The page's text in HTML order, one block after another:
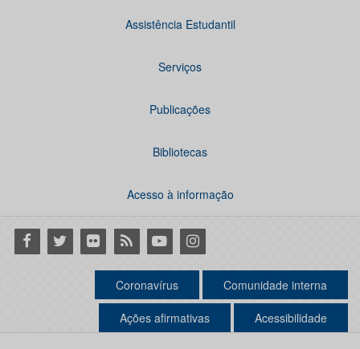
Assistência Estudantil
Serviços
Publicações
Bibliotecas
Acesso à informação
Facebook
Twitter Flickr RSS YoutubeInstagram
Coronavírus Comunidade interna
Ações afirmativas Acessibilidade